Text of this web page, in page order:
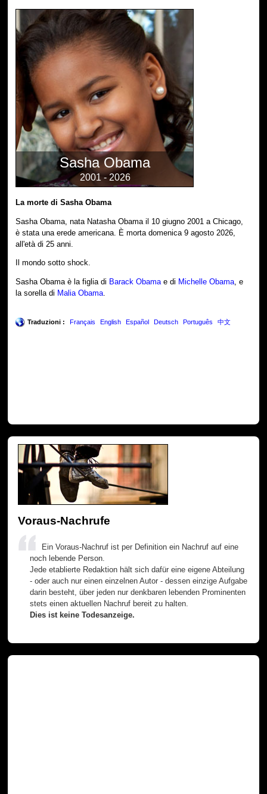
Sasha Obama
2001 - 2026
La morte di Sasha Obama
Sasha Obama, nata Natasha Obama il 10 giugno 2001 a Chicago,
è stata una erede americana. È morta domenica 9 agosto 2026,
all'età di 25 anni.
Il mondo sotto shock.
Sasha Obama è la figlia di Barack Obamae di Michelle Obama, e
la sorella di Malia Obama.
Traduzioni : Français English Español Deutsch Português 中文
Voraus-Nachrufe
Ein Voraus-Nachruf ist per Definition ein Nachruf auf eine
noch lebende Person.
Jede etablierte Redaktion hält sich dafür eine eigene Abteilung
- oder auch nur einen einzelnen Autor - dessen einzige Aufgabe
darin besteht, über jeden nur denkbaren lebenden Prominenten
stets einen aktuellen Nachruf bereit zu halten.
Dies ist keine Todesanzeige.